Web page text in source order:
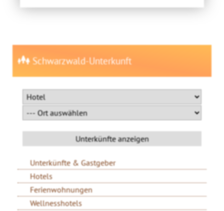
Schwarzwald-Unterkunft
Unterkünfte & Gastgeber
Hotels
Ferienwohnungen
Wellnesshotels